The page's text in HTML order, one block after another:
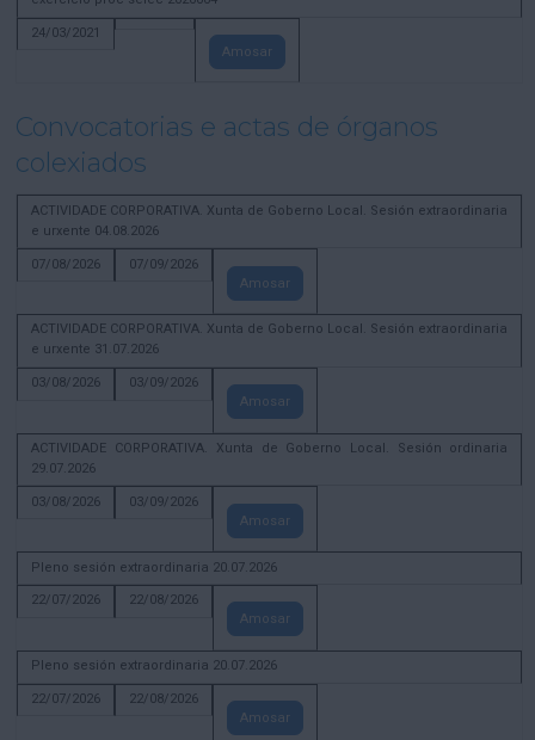
24/03/2021
Amosar
Convocatorias e actas de órganos
colexiados
ACTIVIDADE CORPORATIVA. Xunta de Goberno Local. Sesión extraordinaria
e urxente 04.08.2026
07/08/2026
07/09/2026
Amosar
ACTIVIDADE CORPORATIVA. Xunta de Goberno Local. Sesión extraordinaria
e urxente 31.07.2026
03/08/2026
03/09/2026
Amosar
ACTIVIDADE CORPORATIVA. Xunta de Goberno Local. Sesión ordinaria
29.07.2026
03/08/2026
03/09/2026
Amosar
Pleno sesión extraordinaria 20.07.2026
22/07/2026
22/08/2026
Amosar
Pleno sesión extraordinaria 20.07.2026
22/07/2026
22/08/2026
Amosar